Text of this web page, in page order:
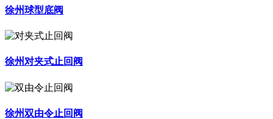
徐州球型底阀
徐州对夹式止回阀
徐州双由令止回阀